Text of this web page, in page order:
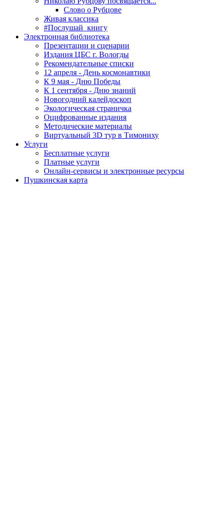
Слово о Рубцове
Живая классика
#Послушай_книгу
Электронная библиотека
Презентации и сценарии
Издания ЦБС г. Вологды
Рекомендательные списки
12 апреля - День космонавтики
К 9 мая - Дню Победы
К 1 сентября - Дню знаний
Новогодний калейдоскоп
Экологическая страничка
Оцифрованные издания
Методические материалы
Виртуальный 3D тур в Тимониху
Услуги
Бесплатные услуги
Платные услуги
Онлайн-сервисы и электронные ресурсы
Пушкинская карта